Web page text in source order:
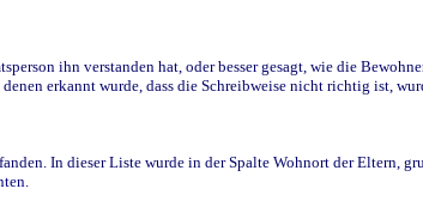
ihn verstanden hat, oder besser gesagt, wie die
erkannt wurde, dass die Schreibweise nicht richtig ist,
In dieser Liste wurde in der Spalte Wohnort der Eltern,